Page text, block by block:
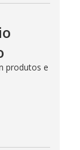
produtos e